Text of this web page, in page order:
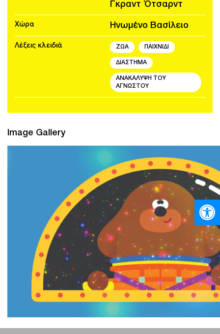
Γκραντ Ότσαρντ
Χώρα Ηνωμένο Βασίλειο
Λέξεις κλειδιά ΖΩΑ ΠΑΙΧΝΙΔΙ
ΔΙΑΣΤΗΜΑ
ΑΝΑΚΑΛΥΨΗ ΤΟΥ
ΑΓΝΩΣΤΟΥ
Image Gallery